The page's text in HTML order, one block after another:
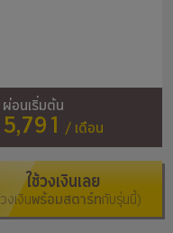
ผ่อนเริ่มต้น
5,791 / เดือน
ใช้วงเงินเลย
งเงินพร้อมสตาร์ทกับรุ่นนี้)